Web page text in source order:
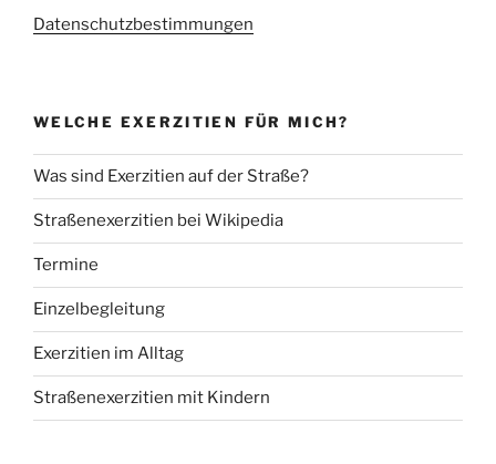
Datenschutzbestimmungen
WELCHE EXERZITIEN FÜR MICH?
Was sind Exerzitien auf der Straße?
Straßenexerzitien bei Wikipedia
Termine
Einzelbegleitung
Exerzitien im Alltag
Straßenexerzitien mit Kindern